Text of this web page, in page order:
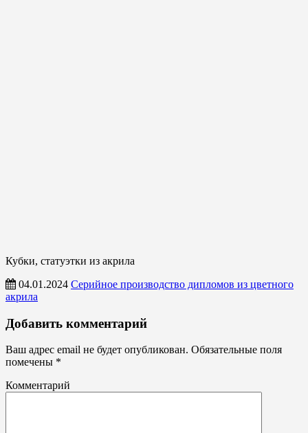
Кубки, статуэтки из акрила
04.01.2024 Серийное производство дипломов из цветного
акрила
Дипломы
из
пластика
Кубки,
статуэтки
из
акрила
Добавить комментарий
Ваш адрес email не будет опубликован. Обязательные поля
помечены *
Комментарий